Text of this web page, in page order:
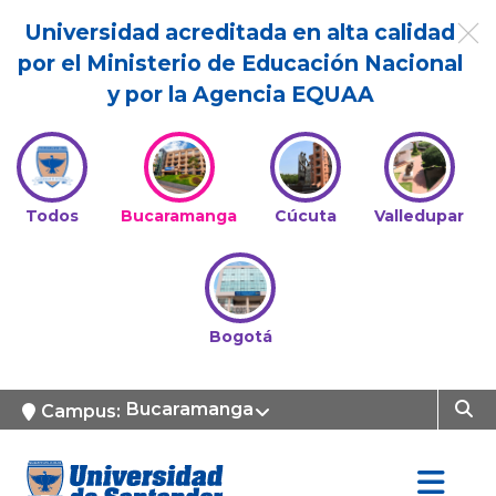
Universidad acreditada en alta calidad
por el Ministerio de Educación Nacional
y por la Agencia EQUAA
Todos Bucaramanga Cúcuta Valledupar
Bogotá
Campus: Bucaramanga